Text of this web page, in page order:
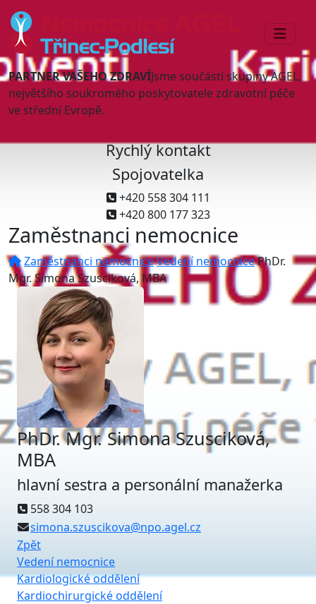
PARTNER VAŠEHO ZDRAVÍJsme součástí skupiny AGEL,
největšího soukromého poskytovatele zdravotní péče
ve střední Evropě.
Rychlý kontakt
Spojovatelka
+420 558 304 111
+420 800 177 323
Zaměstnanci nemocnice
Zaměstnanci nemocniceVedení nemocnicePhDr.
Mgr. Simona Szusciková, MBA
PhDr. Mgr. Simona Szusciková,
MBA
hlavní sestra a personální manažerka
558 304 103
simona.szuscikova@npo.agel.cz
Zpět
Vedení nemocnice
Kardiologické oddělení
Kardiochirurgické oddělení